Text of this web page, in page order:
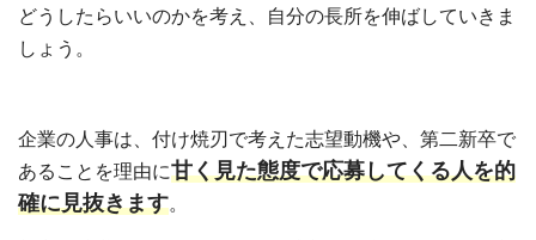
どうしたらいいのかを考え、自分の長所を伸ばしていきま
しょう。
企業の人事は、付け焼刃で考えた志望動機や、第二新卒で
あることを理由に甘く見た態度で応募してくる人を的
確に見抜きます。